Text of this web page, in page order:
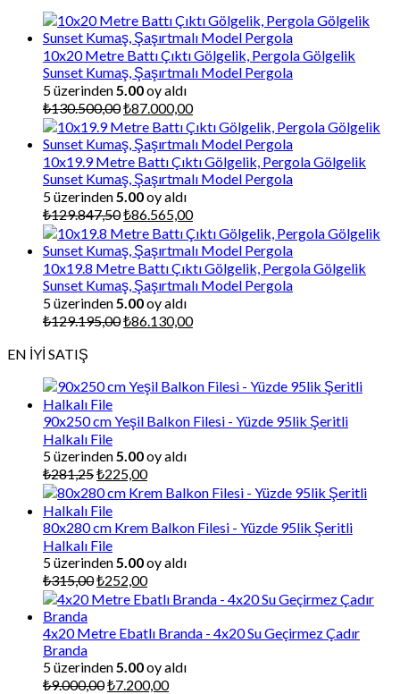
10x20 Metre Battı Çıktı Gölgelik, Pergola Gölgelik
Sunset Kumaş, Şaşırtmalı Model Pergola
5 üzerinden5.00oy aldı
₺130.500,00Orijinal
fiyat:
₺130.500,00.
₺87.000,00Şu
andaki
fiyat:
₺87.000,00.
10x19.9 Metre Battı Çıktı Gölgelik, Pergola Gölgelik
Sunset Kumaş, Şaşırtmalı Model Pergola
5 üzerinden5.00oy aldı
₺129.847,50Orijinal
fiyat:
₺129.847,50.
₺86.565,00Şu
andaki
fiyat:
₺86.565,00.
10x19.8 Metre Battı Çıktı Gölgelik, Pergola Gölgelik
Sunset Kumaş, Şaşırtmalı Model Pergola
5 üzerinden5.00oy aldı
₺129.195,00Orijinal
₺86.130,00Şu
EN İYİ SATIŞ
90x250 cm Yeşil Balkon Filesi - Yüzde 95lik Şeritli
Halkalı File
5 üzerinden5.00oy aldı
₺281,25Orijinal
fiyat:
₺281,25.
₺225,00Şu
andaki
₺225,00.
80x280 cm Krem Balkon Filesi - Yüzde 95lik Şeritli
Halkalı File
5 üzerinden5.00oy aldı
₺315,00Orijinal
fiyat:
₺252,00Şu
andaki
₺252,00.
4x20 Metre Ebatlı Branda - 4x20 Su Geçirmez Çadır
Branda
5 üzerinden5.00oy aldı
₺9.000,00Orijinal
₺7.200,00Şu